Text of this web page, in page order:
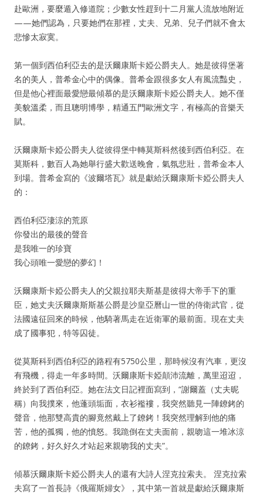
赴歐洲，要麼遁入修道院；少數女性趕到十二月黨人流放地附近
——她們認為，只要她們在那裡，丈夫、兄弟、兒子們就不會太
悲慘太寂寞。
第一個到西伯利亞去的是沃爾康斯卡婭公爵夫人。她是彼得堡著
名的美人，普希金心中的偶像。普希金跟很多女人有風流豔史，
但是他心裡面最愛戀最傾慕的是沃爾康斯卡婭公爵夫人。她不僅
美貌溫柔，而且聰明博學，精通五門歐洲文字，有極高的音樂天
賦。
沃爾康斯卡婭公爵夫人從彼得堡中轉莫斯科然後到西伯利亞。在
莫斯科，數百人為她舉行盛大歡送晚會，氣氛悲壯，普希金本人
到場。普希金寫的《波爾塔瓦》就是獻給沃爾康斯卡婭公爵夫人
的：
西伯利亞淒涼的荒原
你發出的最後的聲音
是我唯一的珍寶
我心頭唯一愛戀的夢幻！
沃爾康斯卡婭公爵夫人的父親拉耶夫斯基是彼得大帝手下的重
臣，她丈夫沃爾康斯斯基公爵是沙皇亞曆山一世的侍衛武官，從
法國遠征回來的時候，他騎著馬走在近衛軍的最前面。現在丈夫
成了國事犯，特等囚徒。
從莫斯科到西伯利亞的路程有5750公里，那時候沒有汽車，更沒
有飛機，得走一年多時間。沃爾康斯卡婭顛沛流離，萬里迢迢，
終於到了西伯利亞。她在法文日記裡面寫到，“謝爾蓋（丈夫昵
稱）向我撲來，他蓬頭垢面，衣衫襤褸，我突然聽見一陣鐐銬的
聲音，他那雙高貴的腳竟然戴上了鐐銬！我突然理解到他的痛
苦，他的孤獨，他的憤怒。我跪倒在丈夫面前，親吻這一堆冰涼
的鐐銬，好久好久才站起來親吻我的丈夫”。
傾慕沃爾康斯卡婭公爵夫人的還有大詩人涅克拉索夫。 涅克拉索
夫寫了一首長詩《俄羅斯婦女》，其中第一首就是獻給沃爾康斯